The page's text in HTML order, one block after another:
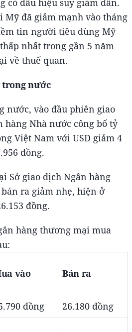
Mỹ đã giảm mạnh vào tháng
tin người tiêu dùng Mỹ
nhất trong gần 5 năm
về thuế quan.
trong nước
nước, vào đầu phiên giao
hàng Nhà nước công bố tỷ
Việt Nam với USD giảm 4
đồng.
Sở giao dịch Ngân hàng
ra giảm nhẹ, hiện ở
đồng.
hàng thương mại mua
vào Bán ra
đồng 26.180 đồng